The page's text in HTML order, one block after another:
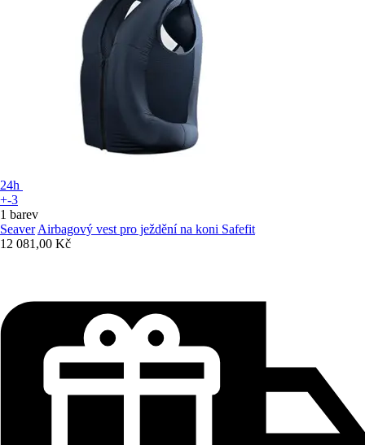
24h
+-3
1 barev
Seaver Airbagový vest pro ježdění na koni Safefit
12 081,00 Kč